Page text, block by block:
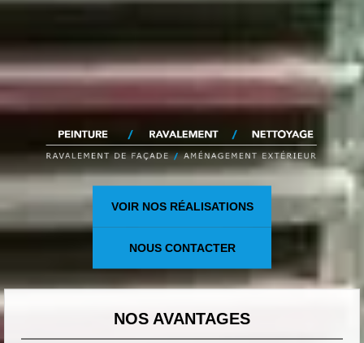
VOIR NOS RÉALISATIONS
NOUS CONTACTER
NOS AVANTAGES